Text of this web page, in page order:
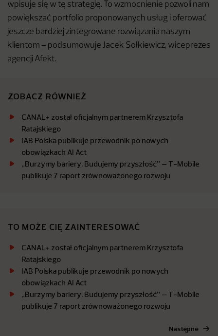
wpisuje się w tę strategię. To wzmocnienie pozwoli nam
powiększać portfolio proponowanych usług i oferować
jeszcze bardziej zintegrowane rozwiązania naszym
klientom – podsumowuje Jacek Sołkiewicz, wiceprezes
agencji Afekt.
ZOBACZ RÓWNIEŻ
CANAL+ został oficjalnym partnerem Krzysztofa
Ratajskiego
IAB Polska publikuje przewodnik po nowych
obowiązkach AI Act
„Burzymy bariery. Budujemy przyszłość” – T-Mobile
publikuje 7 raport zrównoważonego rozwoju
TO MOŻE CIĘ ZAINTERESOWAĆ
CANAL+ został oficjalnym partnerem Krzysztofa
Ratajskiego
IAB Polska publikuje przewodnik po nowych
obowiązkach AI Act
„Burzymy bariery. Budujemy przyszłość” – T-Mobile
publikuje 7 raport zrównoważonego rozwoju
Następne